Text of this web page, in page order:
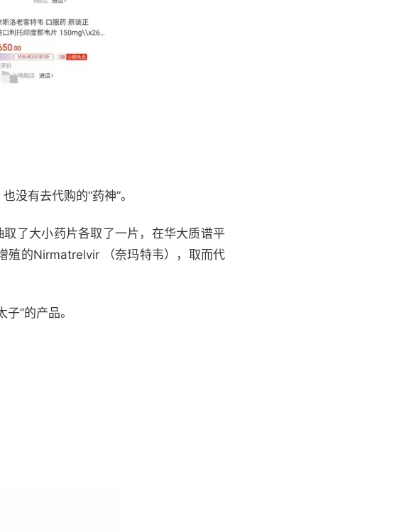
没有去代购的“药神”。
了大小药片各取了一片，在华大质谱平
殖的Nirmatrelvir （奈玛特韦），取而代
”的产品。